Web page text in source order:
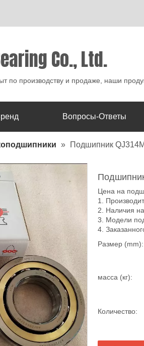
Co., Ltd.
по производству и продаже, наши
Вопросы-Ответы
» Подшипник
Цена на
1.
2. Наличия
3. Модели
4.
Размер (mm):
масса (кг):
Количество: